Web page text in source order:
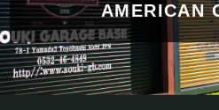
AMERICAN